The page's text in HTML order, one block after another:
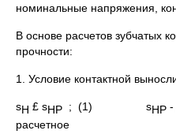
номинальные напряжения,
В основе расчетов зубчатых
прочности:
1. Условие контактной
sH £ sHP ; (1) sHP
расчетное